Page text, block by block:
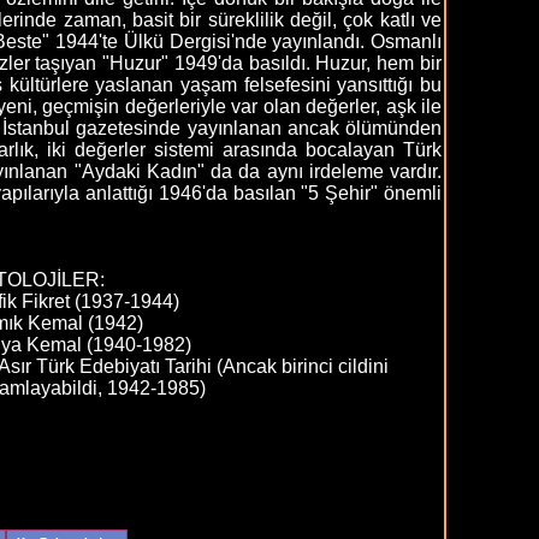
zaman, basit bir süreklilik değil, çok katlı ve
1944'te Ülkü Dergisi'nde yayınlandı. Osmanlı
taşıyan "Huzur" 1949'da basıldı. Huzur, hem bir
yaslanan yaşam felsefesini yansıttığı bu
geçmişin değerleriyle var olan değerler, aşk ile
gazetesinde yayınlanan ancak ölümünden
iki değerler sistemi arasında bocalayan Türk
"Aydaki Kadın" da da aynı irdeleme vardır.
anlattığı 1946'da basılan "5 Şehir" önemli
Fikret (1937-1944)
Kemal (1942)
Kemal (1940-1982)
Türk Edebiyatı Tarihi (Ancak birinci cildini
1942-1985)